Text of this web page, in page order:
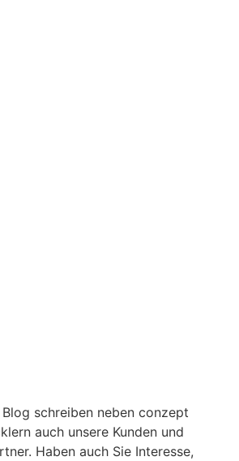
schreiben neben conzept
auch unsere Kunden und
Haben auch Sie Interesse,